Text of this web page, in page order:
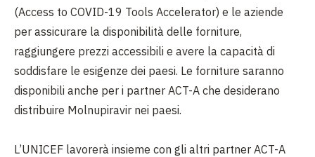
(Access to COVID-19 Tools Accelerator) e le aziende
per assicurare la disponibilità delle forniture,
raggiungere prezzi accessibili e avere la capacità di
soddisfare le esigenze dei paesi. Le forniture saranno
disponibili anche per i partner ACT-A che desiderano
distribuire Molnupiravir nei paesi.
L’UNICEF lavorerà insieme con gli altri partner ACT-A